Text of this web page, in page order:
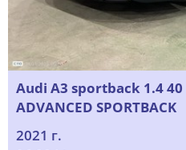
Audi A3 sportback 1.4 40
ADVANCED SPORTBACK
2021 г.